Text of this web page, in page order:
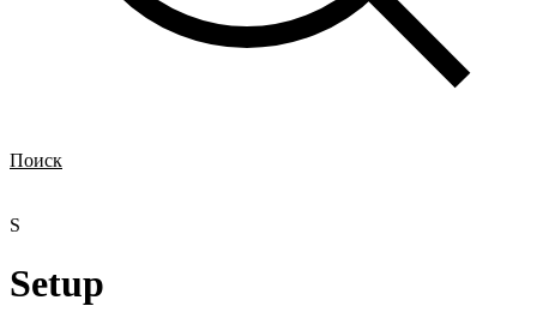
Поиск
S
Setup